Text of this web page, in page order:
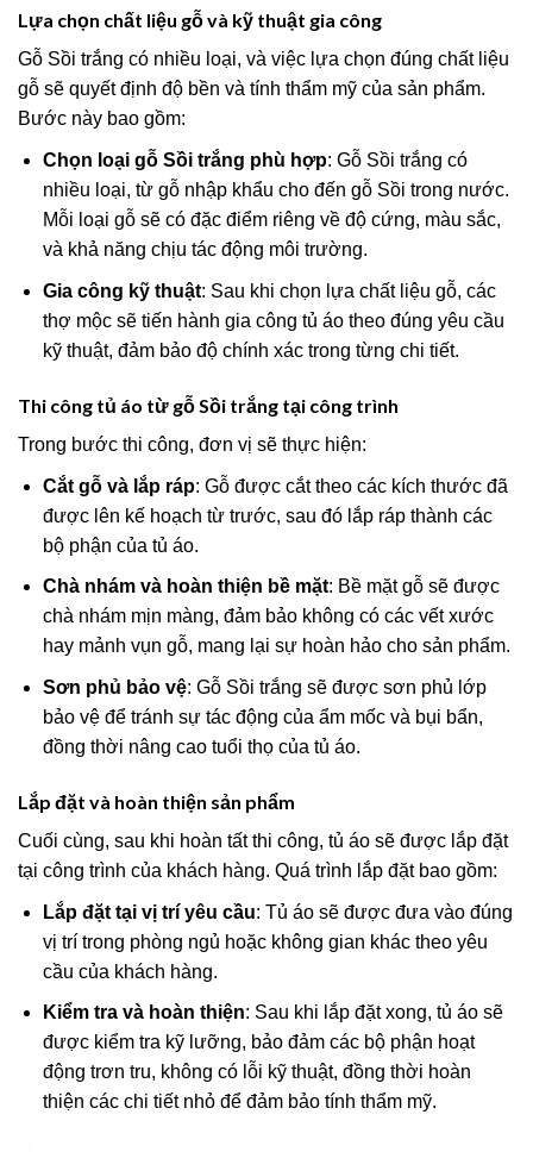
Lựa chọn chất liệu gỗ và kỹ thuật gia công
Gỗ Sồi trắng có nhiều loại, và việc lựa chọn đúng chất liệu
gỗ sẽ quyết định độ bền và tính thẩm mỹ của sản phẩm.
Bước này bao gồm:
Chọn loại gỗ Sồi trắng phù hợp: Gỗ Sồi trắng có
nhiều loại, từ gỗ nhập khẩu cho đến gỗ Sồi trong nước.
Mỗi loại gỗ sẽ có đặc điểm riêng về độ cứng, màu sắc,
và khả năng chịu tác động môi trường.
Gia công kỹ thuật: Sau khi chọn lựa chất liệu gỗ, các
thợ mộc sẽ tiến hành gia công tủ áo theo đúng yêu cầu
kỹ thuật, đảm bảo độ chính xác trong từng chi tiết.
Thi công tủ áo từ gỗ Sồi trắng tại công trình
Trong bước thi công, đơn vị sẽ thực hiện:
Cắt gỗ và lắp ráp: Gỗ được cắt theo các kích thước đã
được lên kế hoạch từ trước, sau đó lắp ráp thành các
bộ phận của tủ áo.
Chà nhám và hoàn thiện bề mặt: Bề mặt gỗ sẽ được
chà nhám mịn màng, đảm bảo không có các vết xước
hay mảnh vụn gỗ, mang lại sự hoàn hảo cho sản phẩm.
Sơn phủ bảo vệ: Gỗ Sồi trắng sẽ được sơn phủ lớp
bảo vệ để tránh sự tác động của ẩm mốc và bụi bẩn,
đồng thời nâng cao tuổi thọ của tủ áo.
Lắp đặt và hoàn thiện sản phẩm
Cuối cùng, sau khi hoàn tất thi công, tủ áo sẽ được lắp đặt
tại công trình của khách hàng. Quá trình lắp đặt bao gồm:
Lắp đặt tại vị trí yêu cầu: Tủ áo sẽ được đưa vào đúng
vị trí trong phòng ngủ hoặc không gian khác theo yêu
cầu của khách hàng.
Kiểm tra và hoàn thiện: Sau khi lắp đặt xong, tủ áo sẽ
được kiểm tra kỹ lưỡng, bảo đảm các bộ phận hoạt
động trơn tru, không có lỗi kỹ thuật, đồng thời hoàn
thiện các chi tiết nhỏ để đảm bảo tính thẩm mỹ.